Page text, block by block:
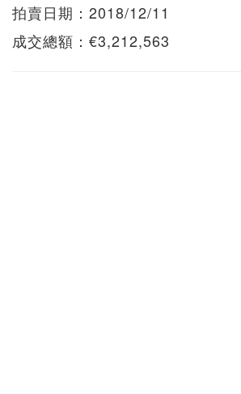
拍賣日期：2018/12/11
成交總額：€3,212,563